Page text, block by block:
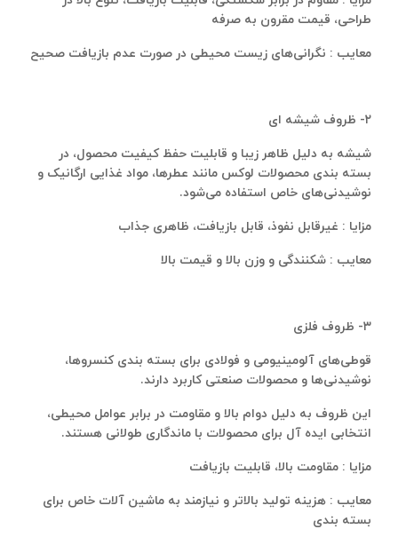
طراحی، قیمت مقرون به صرفه
معایب : نگرانی‌های زیست ‌محیطی در صورت عدم بازیافت صحیح
۲- ظروف شیشه‌ ای
شیشه به دلیل ظاهر زیبا و قابلیت حفظ کیفیت محصول، در
بسته‌ بندی محصولات لوکس مانند عطرها، مواد غذایی ارگانیک و
نوشیدنی‌های خاص استفاده می‌شود.
مزایا : غیرقابل نفوذ، قابل بازیافت، ظاهری جذاب
معایب : شکنندگی و وزن بالا و قیمت بالا
۳- ظروف فلزی
قوطی‌های آلومینیومی و فولادی برای بسته ‌بندی کنسروها،
نوشیدنی‌ها و محصولات صنعتی کاربرد دارند.
این ظروف به دلیل دوام بالا و مقاومت در برابر عوامل محیطی،
انتخابی ایده‌ آل برای محصولات با ماندگاری طولانی هستند.
مزایا : مقاومت بالا، قابلیت بازیافت
معایب : هزینه تولید بالاتر و نیازمند به ماشین آلات خاص برای
بسته بندی